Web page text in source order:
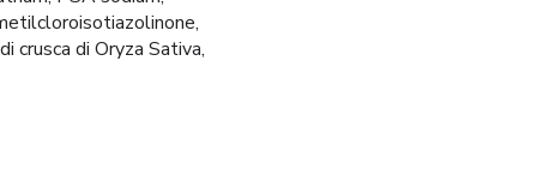
crusca di Oryza Sativa,